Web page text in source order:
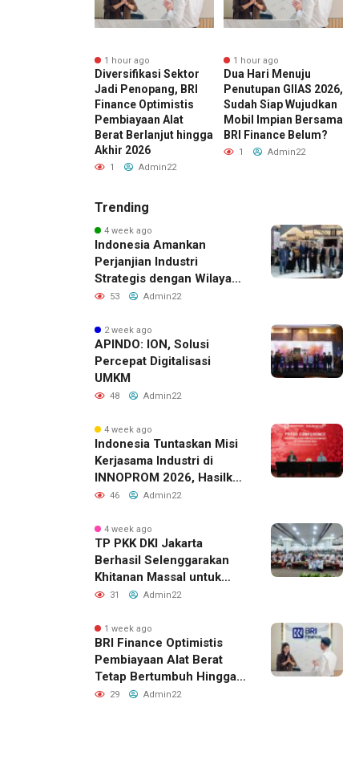
1 hour ago
Diversifikasi Sektor
Jadi Penopang, BRI
Finance Optimistis
Pembiayaan Alat
Berat Berlanjut hingga
Akhir 2026
1 Admin22
1 hour ago
Dua Hari Menuju
Penutupan GIIAS 2026,
Sudah Siap Wujudkan
Mobil Impian Bersama
BRI Finance Belum?
1 Admin22
Trending
4 week ago
Indonesia Amankan
Perjanjian Industri
Strategis dengan Wilayah
Sverdlovsk, Rusia untuk
53 Admin22
2 week ago
APINDO: ION, Solusi
Percepat Digitalisasi
UMKM
48 Admin22
4 week ago
Indonesia Tuntaskan Misi
Kerjasama Industri di
INNOPROM 2026, Hasilkan
Belasan Kerja Sama
46 Admin22
4 week ago
TP PKK DKI Jakarta
Berhasil Selenggarakan
Khitanan Massal untuk
Lebih dari 2.000 Anak:
Raih Penghargaan MURI
31 Admin22
1 week ago
BRI Finance Optimistis
Pembiayaan Alat Berat
Tetap Bertumbuh Hingga
Akhir 2026
29 Admin22